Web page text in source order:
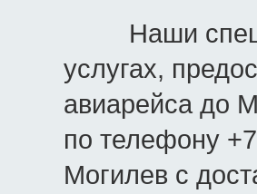
Наши
услугах,
авиарейса до
по телефону
Могилев с